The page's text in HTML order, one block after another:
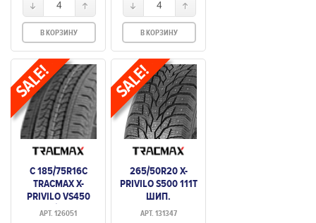
4
В КОРЗИНУ
4
В КОРЗИНУ
C 185/75R16C
TRACMAX X-
PRIVILO VS450
104/102R
АРТ. 126051
265/50R20 X-
PRIVILO S500 111T
ШИП.
АРТ. 131347